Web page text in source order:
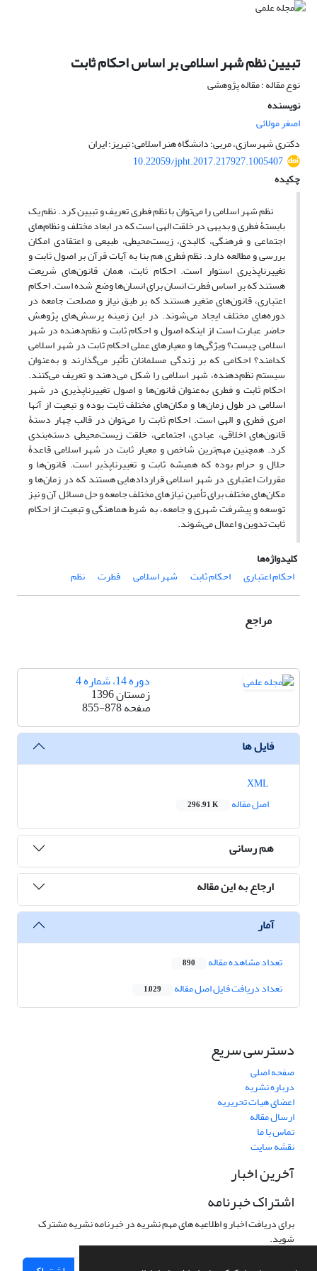
تبیین نظم شهر اسلامی بر اساس احکام ثابت
نوع مقاله : مقاله پژوهشی
نویسنده
اصغر مولائی
دکتری شهرسازی، مربی؛ دانشگاه هنر اسلامی؛ تبریز؛ ایران
10.22059/jpht.2017.217927.1005407
چکیده
نظم شهر اسلامی را می‌توان با نظم فطری تعریف و تبیین کرد. نظم یک
بایستۀ فطری و بدیهی در خلقت الهی است که در ابعاد مختلف و نظام‌های
اجتماعی و فرهنگی، کالبدی، زیست‌محیطی، طبیعی و اعتقادی امکان
بررسی و مطالعه دارد. نظم فطری هم بنا به آیات قرآن بر اصول ثابت و
تغییرناپذیری استوار است. احکام ثابت، همان قانون‌های شریعت
هستند که بر اساس فطرت انسان برای انسان‌ها وضع شده است. احکام
اعتباری، قانون‌های متغیر هستند که بر طبق نیاز و مصلحت جامعه در
دوره‌های مختلف ایجاد می‌شوند. در این زمینه پرسش‌های پژوهش
حاضر عبارت است از اینکه اصول و احکام ثابت و نظم‌دهنده در شهر
اسلامی چیست؟ ویژگی‌ها و معیارهای عملی احکام ثابت در شهر اسلامی
کدامند؟ احکامی که بر زندگی مسلمانان تأثیر می‌گذارند و به‌عنوان
سیستم نظم‌دهنده، شهر اسلامی را شکل می‌دهند و تعریف می‌کنند.
احکام ثابت و فطری به‌عنوان قانون‌ها و اصول تغییرناپذیری در شهر
اسلامی در طول زمان‌ها و مکان‌های مختلف ثابت بوده و تبعیت از آنها
امری فطری و الهی است. احکام ثابت را می‌توان در قالب چهار دستۀ
قانون‌های اخلاقی، عبادی، اجتماعی، خلقت زیست‌محیطی دسته‌بندی
کرد. همچنین مهم‌ترین شاخص و معیار ثابت در شهر اسلامی قاعدۀ
حلال و حرام بوده که همیشه ثابت و تغییرناپذیر است. قانون‌ها و
مقررات اعتباری در شهر اسلامی قراردادهایی هستند که در زمان‌ها و
مکان‌های مختلف برای تأمین نیازهای مختلف جامعه و حل مسائل آن و نیز
توسعه و پیشرفت شهری و جامعه، به شرط هماهنگی و تبعیت از احکام
ثابت تدوین و اعمال می‌شوند.
کلیدواژه‌ها
احکام اعتباری
احکام ثابت شهر اسلامی فطرت نظم
مراجع
دوره 14، شماره 4
زمستان 1396
صفحه855-878
فایل ها
اصل مقاله
296.91 K
هم رسانی
ارجاع به این مقاله
آمار
تعداد مشاهده مقاله 890
تعداد دریافت فایل اصل مقاله 1,029
دسترسی سریع
صفحه اصلی
درباره نشریه
اعضای هیات تحریریه
ارسال مقاله
تماس با ما
نقشه سایت
آخرین اخبار
اشتراک خبرنامه
برای دریافت اخبار و اطلاعیه های مهم نشریه در خبرنامه نشریه مشترک
شوید.